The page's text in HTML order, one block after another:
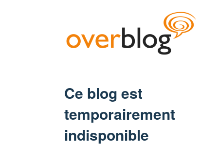
Ce blog est
temporairement
indisponible